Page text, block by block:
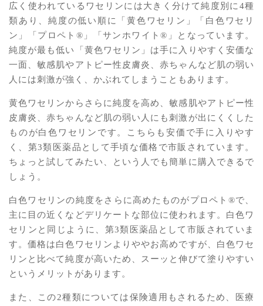
広く使われているワセリンには大きく分けて純度別に4種
類あり、純度の低い順に「黄色ワセリン」「白色ワセリ
ン」「プロペト®︎」「サンホワイト®︎」となっています。
純度が最も低い「黄色ワセリン」は手に入りやすく安価な
一面、敏感肌やアトピー性皮膚炎、赤ちゃんなど肌の弱い
人には刺激が強く、かぶれてしまうこともあります。
黄色ワセリンからさらに純度を高め、敏感肌やアトピー性
皮膚炎、赤ちゃんなど肌の弱い人にも刺激が出にくくした
ものが白色ワセリンです。こちらも安価で手に入りやす
く、第3類医薬品として手頃な価格で市販されています。
ちょっと試してみたい、という人でも簡単に購入できるで
しょう。
白色ワセリンの純度をさらに高めたものがプロペト®︎で、
主に目の近くなどデリケートな部位に使われます。白色ワ
セリンと同じように、第3類医薬品として市販されていま
す。価格は白色ワセリンよりややお高めですが、白色ワセ
リンと比べて純度が高いため、スーッと伸びて塗りやすい
というメリットがあります。
また、この2種類については保険適用もされるため、医療